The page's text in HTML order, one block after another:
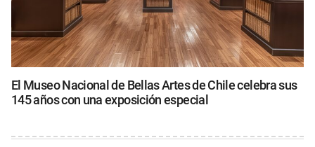
El Museo Nacional de Bellas Artes de Chile celebra sus
145 años con una exposición especial